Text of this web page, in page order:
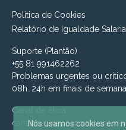
Política de Cookies
Relatório de Igualdade Salarial
Suporte (Plantão)
+55 81 991462262
Problemas urgentes ou
08h. 24h em finais de
Canal de ética
Nós usamos cookies em